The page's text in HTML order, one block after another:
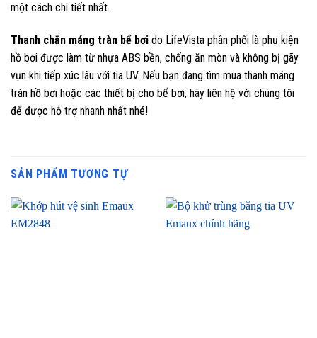
một cách chi tiết nhất.
Thanh chắn máng tràn bể bơi do LifeVista phân phối là phụ kiện
hồ bơi được làm từ nhựa ABS bền, chống ăn mòn và không bị gãy
vụn khi tiếp xúc lâu với tia UV. Nếu bạn đang tìm mua thanh máng
tràn hồ bơi hoặc các thiết bị cho bể bơi, hãy liên hệ với chúng tôi
để được hỗ trợ nhanh nhất nhé!
SẢN PHẨM TƯƠNG TỰ